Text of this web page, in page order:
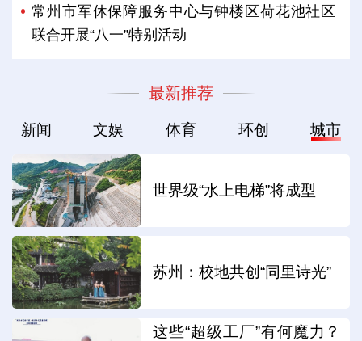
常州市军休保障服务中心与钟楼区荷花池社区
联合开展“八一”特别活动
最新推荐
新闻 文娱 体育 环创 城市
世界级“水上电梯”将成型
苏州：校地共创“同里诗光”
这些“超级工厂”有何魔力？